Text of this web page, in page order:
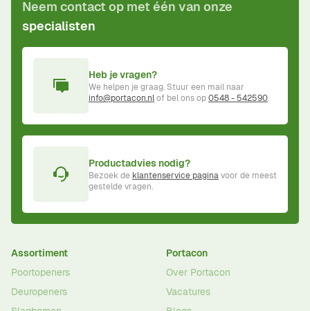
Neem contact op met één van onze
specialisten
Heb je vragen?
We helpen je graag. Stuur een mail naar
info@portacon.nlof bel ons op0548 - 542590.
Productadvies nodig?
Bezoek de klantenservice paginavoor de meest
gestelde vragen.
Assortiment
Poortopeners
Deuropeners
Portacon
Over Portacon
Vacatures